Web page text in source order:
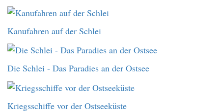
Kanufahren auf der Schlei
Die Schlei - Das Paradies an der Ostsee
Kriegsschiffe vor der Ostseeküste